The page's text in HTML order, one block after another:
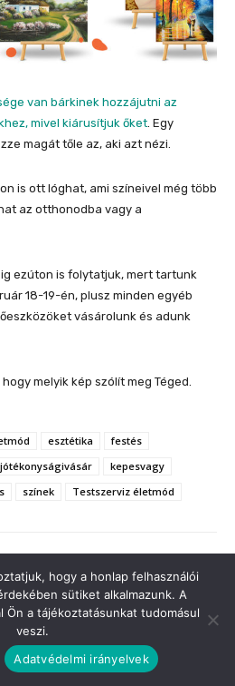
hogy a honlap felhasználói
sütiket alkalmazunk. A
Ön a tájékoztatásunkat tudomásul
veszi.
Adatvédelmi irányelvek